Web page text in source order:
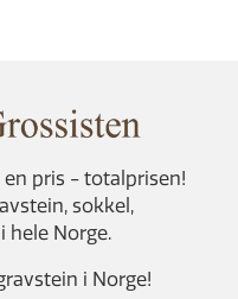
en pris - totalprisen!
sokkel,
hele Norge.
i Norge!